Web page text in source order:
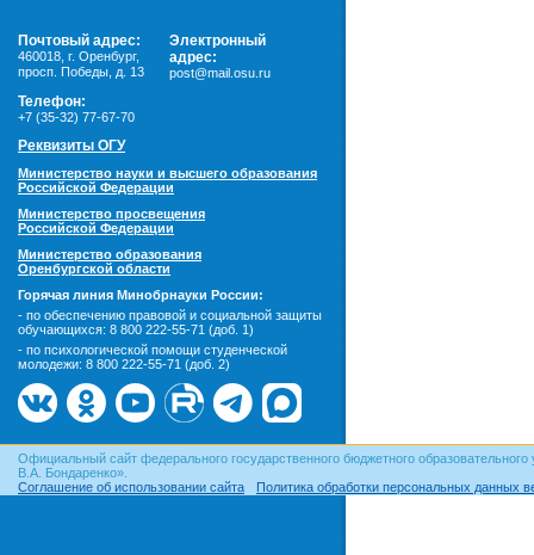
Почтовый адрес:
460018 г. Оренбург,
просп. Победы, д. 13
Электронный
адрес:
post@mail.osu.ru
Телефон:
+7 (35-32) 77-67-70
Реквизиты ОГУ
Министерство науки и высшего образования
Российской Федерации
Министерство просвещения
Российской Федерации
Министерство образования
Оренбургской области
Горячая линия Минобрнауки России:
- по обеспечению правовой и социальной защиты
обучающихся: 8 800 222-55-71 (доб. 1)
- по психологической помощи студенческой
молодежи: 8 800 222-55-71 (доб. 2)
Официальный сайт федерального государственного бюджетного
В.А. Бондаренко».
Соглашение об использовании сайта
Политика обработки персональных данных